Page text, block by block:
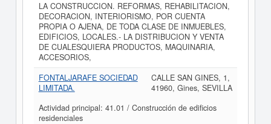
LA CONSTRUCCION. REFORMAS, REHABILITACION,
DECORACION, INTERIORISMO, POR CUENTA
PROPIA O AJENA, DE TODA CLASE DE INMUEBLES,
EDIFICIOS, LOCALES.- LA DISTRIBUCION Y VENTA
DE CUALESQUIERA PRODUCTOS, MAQUINARIA,
ACCESORIOS,
FONTALJARAFE SOCIEDAD
LIMITADA.
CALLE SAN GINES, 1,
41960, Gines, SEVILLA
Actividad principal: 41.01 / Construcción de edificios
residenciales